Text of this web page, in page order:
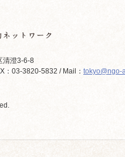
清澄3-6-8
：03-3820-5832 / Mail： tokyo@ngo-